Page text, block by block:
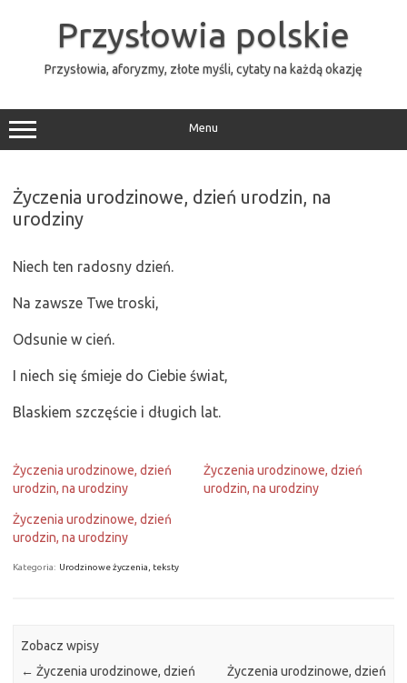
Przysłowia polskie
Przysłowia, aforyzmy, złote myśli, cytaty na każdą okazję
Menu
Życzenia urodzinowe, dzień urodzin, na
urodziny
Niech ten radosny dzień.
Na zawsze Twe troski,
Odsunie w cień.
I niech się śmieje do Ciebie świat,
Blaskiem szczęście i długich lat.
Życzenia urodzinowe, dzień
urodzin, na urodziny
Życzenia urodzinowe, dzień
urodzin, na urodziny
Życzenia urodzinowe, dzień
urodzin, na urodziny
Kategoria: Urodzinowe życzenia, teksty
Zobacz wpisy
← Życzenia urodzinowe, dzień
Życzenia urodzinowe, dzień